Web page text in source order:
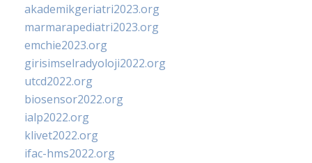
akademikgeriatri2023.org
marmarapediatri2023.org
emchie2023.org
girisimselradyoloji2022.org
utcd2022.org
biosensor2022.org
ialp2022.org
klivet2022.org
ifac-hms2022.org